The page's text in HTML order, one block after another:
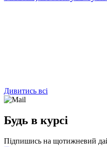
Дивитись всі
Будь в курсі
Підпишись на щотижневий